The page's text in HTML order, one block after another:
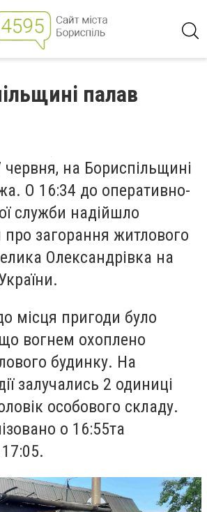
палав
червня, на Бориспільщині
О 16:34 до оперативно-
служби надійшло
загорання житлового
Олександрівка на
місця пригоди було
вогнем охоплено
будинку. На
залучались 2 одиниці
особового складу.
о 16:55та